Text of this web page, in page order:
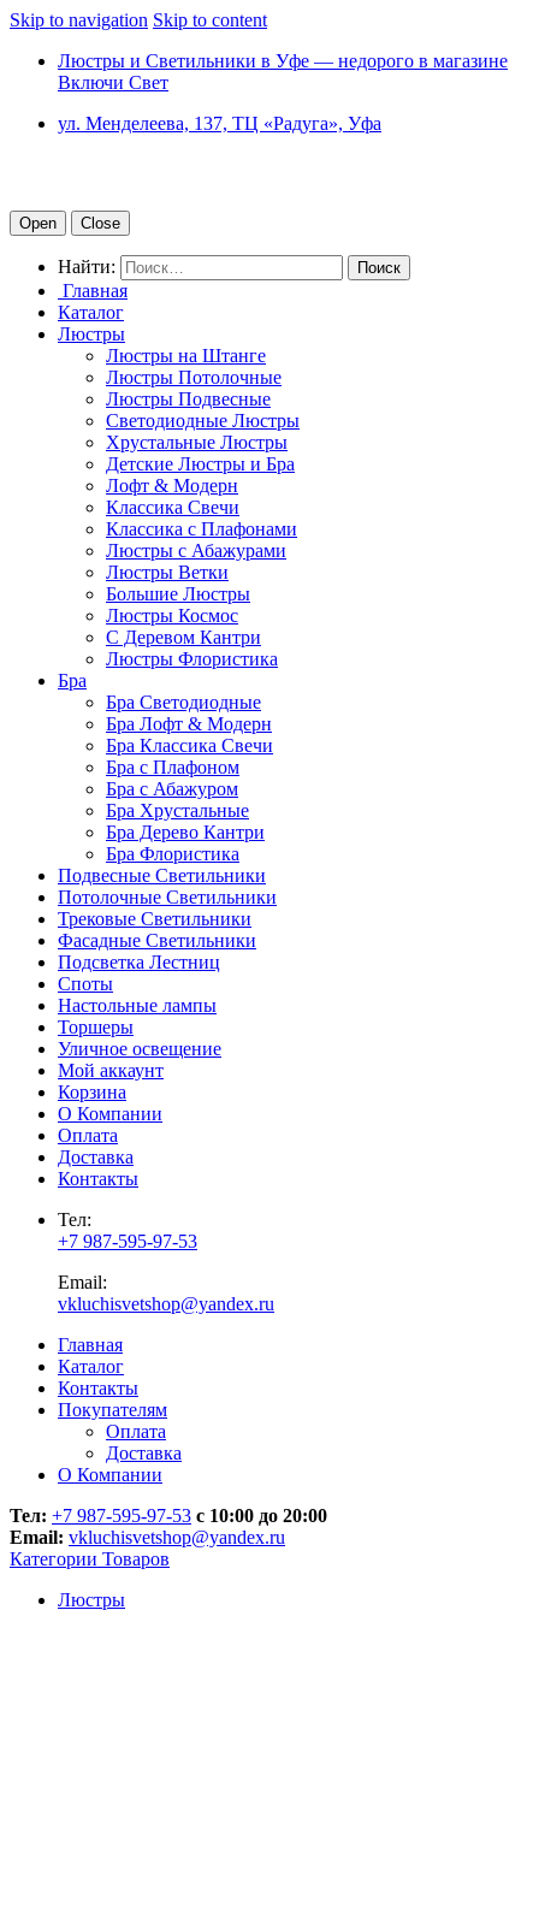
Skip to navigation Skip to content
Люстры и Светильники в Уфе — недорого в магазине
Включи Свет
ул. Менделеева, 137, ТЦ «Радуга», Уфа
Open Close
Найти:
Главная
Каталог
Люстры
Люстры на Штанге
Люстры Потолочные
Люстры Подвесные
Светодиодные Люстры
Хрустальные Люстры
Детские Люстры и Бра
Лофт & Модерн
Классика Свечи
Классика с Плафонами
Люстры с Абажурами
Люстры Ветки
Большие Люстры
Люстры Космос
С Деревом Кантри
Люстры Флористика
Бра
Бра Светодиодные
Бра Лофт & Модерн
Бра Классика Свечи
Бра с Плафоном
Бра с Абажуром
Бра Хрустальные
Бра Дерево Кантри
Бра Флористика
Подвесные Светильники
Потолочные Светильники
Трековые Светильники
Фасадные Светильники
Подсветка Лестниц
Споты
Настольные лампы
Торшеры
Уличное освещение
Мой аккаунт
Корзина
О Компании
Оплата
Доставка
Контакты
Тел:
+7 987-595-97-53
Email:
vkluchisvetshop@yandex.ru
Главная
Каталог
Контакты
Покупателям
Оплата
Доставка
О Компании
Тел: +7 987-595-97-53 с 10:00 до 20:00
Email: vkluchisvetshop@yandex.ru
Категории Товаров
Люстры